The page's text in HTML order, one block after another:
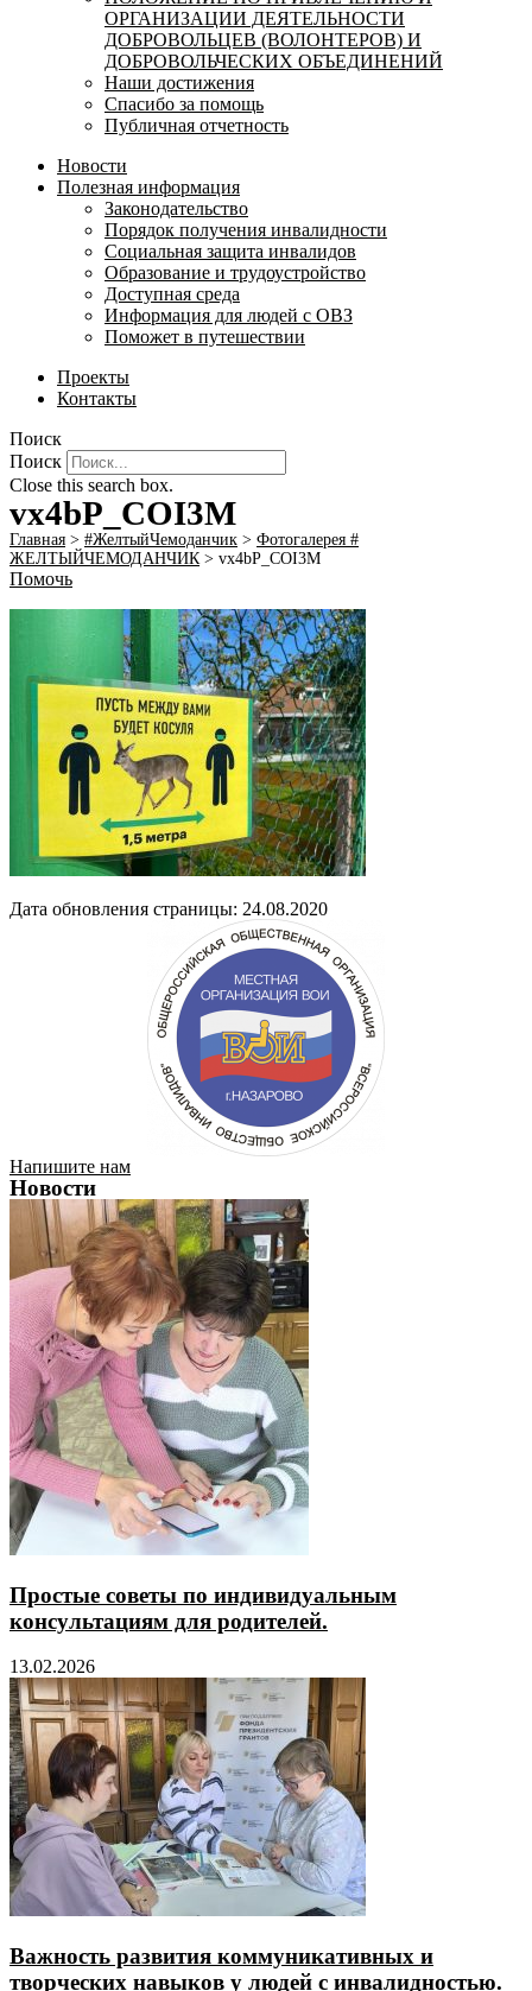
ОРГАНИЗАЦИИ ДЕЯТЕЛЬНОСТИ
ДОБРОВОЛЬЦЕВ (ВОЛОНТЕРОВ) И
ДОБРОВОЛЬЧЕСКИХ ОБЪЕДИНЕНИЙ
Наши достижения
Спасибо за помощь
Публичная отчетность
Новости
Полезная информация
Законодательство
Порядок получения инвалидности
Социальная защита инвалидов
Образование и трудоустройство
Доступная среда
Информация для людей с ОВЗ
Поможет в путешествии
Проекты
Контакты
Поиск
Поиск
Close this search box.
vx4bP_COI3M
Главная > #ЖелтыйЧемоданчик > Фотогалерея #
ЖЕЛТЫЙЧЕМОДАНЧИК> vx4bP_COI3M
Помочь
Дата обновления страницы: 24.08.2020
Напишите нам
Новости
Простые советы по индивидуальным
консультациям для родителей.
13.02.2026
Важность развития коммуникативных и
творческих навыков у людей с инвалидностью.